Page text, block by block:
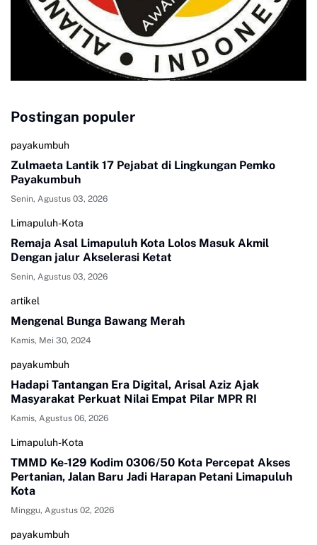
Postingan populer
payakumbuh
Zulmaeta Lantik 17 Pejabat di Lingkungan Pemko
Payakumbuh
Senin, Agustus 03, 2026
Limapuluh-Kota
Remaja Asal Limapuluh Kota Lolos Masuk Akmil
Dengan jalur Akselerasi Ketat
Senin, Agustus 03, 2026
artikel
Mengenal Bunga Bawang Merah
Kamis, Mei 30, 2024
payakumbuh
Hadapi Tantangan Era Digital, Arisal Aziz Ajak
Masyarakat Perkuat Nilai Empat Pilar MPR RI
Kamis, Agustus 06, 2026
Limapuluh-Kota
TMMD Ke-129 Kodim 0306/50 Kota Percepat Akses
Pertanian, Jalan Baru Jadi Harapan Petani Limapuluh
Kota
Minggu, Agustus 02, 2026
payakumbuh